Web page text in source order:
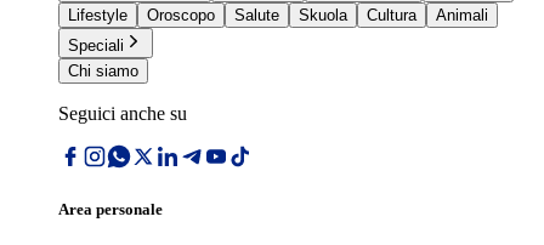
Lifestyle
Oroscopo Salute Skuola Cultura
Animali
Speciali
Chi siamo
Seguici anche su
Area personale